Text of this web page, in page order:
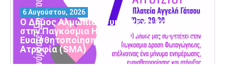
Ο Δήμος Αλμωπίας συμμετέχει και φέτος
στην Παγκόσμια Ημέρα Ενημέρωσης και
Ευαισθητοποίησης για τη Νωτιαία Μυϊκή
Ατροφία (SMA)
6 Αυγούστου, 2026